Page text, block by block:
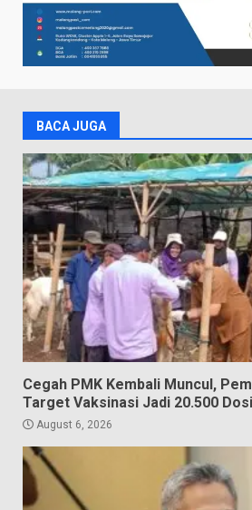
BACA JUGA
Cegah PMK Kembali Muncul,
Target Vaksinasi Jadi 20.500
August 6, 2026